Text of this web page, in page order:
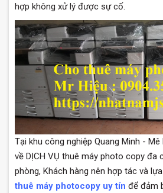
hợp không xử lý được sự cố.
Tại khu công nghiệp Quang Minh -
về DỊCH VỤ thuê máy photo copy đa
phòng, Khách hàng nên hợp tác và
thuê máy photocopy uy tín để đảm